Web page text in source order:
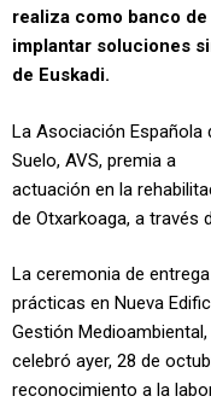
realiza como banco
implantar soluciones
de Euskadi.
La Asociación Española
Suelo, AVS, premia a
actuación en la
de Otxarkoaga, a través
La ceremonia de
prácticas en Nueva
Gestión
celebró ayer, 28 de
reconocimiento a la